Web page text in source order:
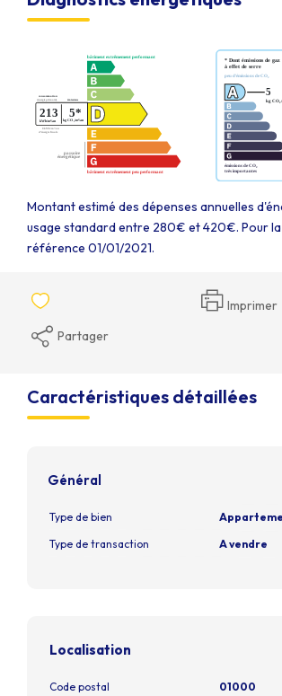
Montant estimé des dépenses annuelles
usage standard entre 280€ et 420€. Pour
référence 01/01/2021.
Imprimer
Partager
Caractéristiques détaillées
Général
Type de bien
Type de transaction
A vendre
Localisation
Code postal
01000